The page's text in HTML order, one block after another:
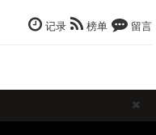
记录 榜单 留言